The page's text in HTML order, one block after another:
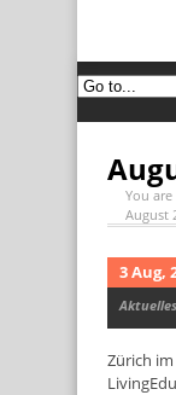
You are
August
3 Aug,
Aktuelles
Zürich